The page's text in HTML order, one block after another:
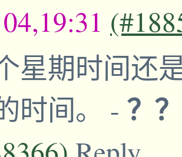
04,19:31
星期时间还
时间。 - ？